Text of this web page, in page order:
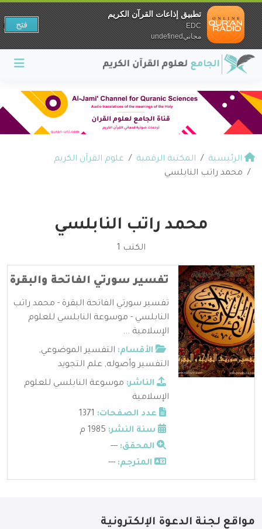
الرئيسية المكتبة الرقمية
علوم القرآن الكريم
محمد راتب النابلسي
محمد راتب النابلسي
الكتب 1
تفسير سورتي الفاتحة والبقرة
تفسير سورتي الفاتحة البقرة - محمد راتب
النابلسي - موسوعة النابلسي للعلوم
الإسلامية ...
الأقسام: التفسير الموضوعي,
التفسير وأصوله, علم التجويد
الناشر: موسوعة النابلسي للعلوم
الإسلامية
عدد الصفحات:
سنة النشر:
المحقق: ---
المترجم: ---
مواقع لجنة الدعوة الإلكترونية
تطبيق إذاعات القرآن الكريم
EDC
مجانيundefined
فتح